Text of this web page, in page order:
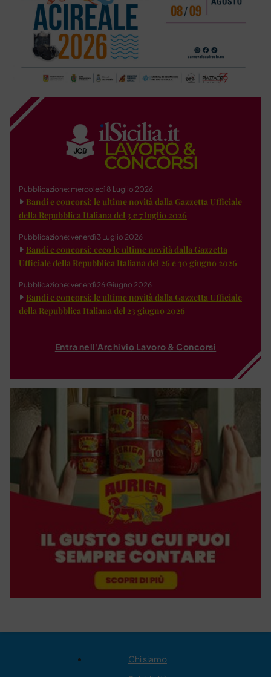
Pubblicazione: mercoledì 8 Luglio 2026
Bandi e concorsi: le ultime novità dalla Gazzetta Ufficiale
della Repubblica Italiana del 3 e 7 luglio 2026
Pubblicazione: venerdì 3 Luglio 2026
Bandi e concorsi: ecco le ultime novità dalla Gazzetta
Ufficiale della Repubblica Italiana del 26 e 30 giugno 2026
Pubblicazione: venerdì 26 Giugno 2026
Bandi e concorsi: le ultime novità dalla Gazzetta Ufficiale
della Repubblica Italiana del 23 giugno 2026
Entra nell'Archivio Lavoro & Concorsi
Chi siamo